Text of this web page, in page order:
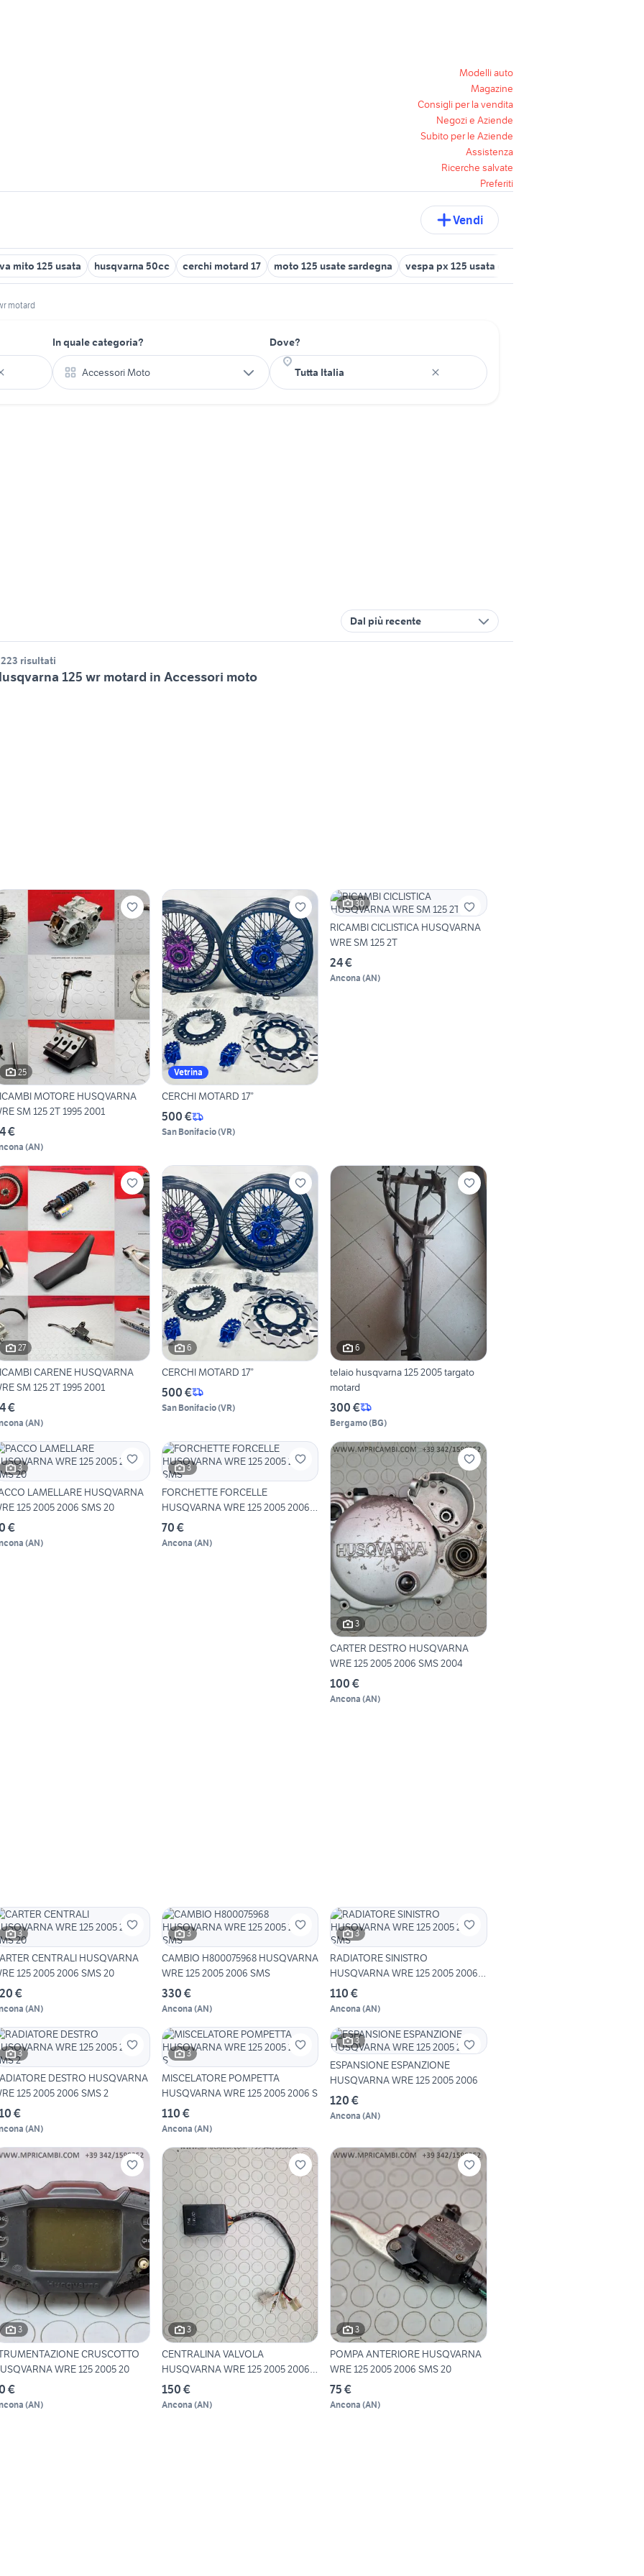
Modelli auto
Magazine
Consigli per la vendita
Negozi e Aziende
Subito per le Aziende
Assistenza
Ricerche salvate
Preferiti
Vendi
mito 125 usata husqvarna 50cc cerchi motard 17 moto 125 usate sardegna vespa px 125 usata da restaurare
motard
In quale categoria?
Accessori Moto
Dove?
Dal più recente
risultati
125 wr motard in Accessori moto
25
MOTORE HUSQVARNA
SM 125 2T 1995 2001
€
(AN)
Vetrina
CERCHI MOTARD 17”
500 €
San Bonifacio(VR)
30
RICAMBI CICLISTICA HUSQVARNA
WRE SM 125 2T
24 €
Ancona (AN)
27
CARENE HUSQVARNA
SM 125 2T 1995 2001
€
(AN)
6
CERCHI MOTARD 17”
500 €
San Bonifacio(VR)
6
telaio husqvarna 125 2005 targato
motard
300 €
Bergamo(BG)
3
LAMELLARE HUSQVARNA
125 2005 2006 SMS 20
€
(AN)
3
FORCHETTE FORCELLE
HUSQVARNA WRE 125 2005 2006
SMS
70 €
Ancona (AN)
3
CARTER DESTRO HUSQVARNA
WRE 125 2005 2006 SMS 2004
100 €
Ancona (AN)
3
CENTRALI HUSQVARNA
125 2005 2006 SMS 20
€
(AN)
3
CAMBIO H800075968 HUSQVARNA
WRE 125 2005 2006 SMS
330 €
Ancona (AN)
3
RADIATORE SINISTRO
HUSQVARNA WRE 125 2005 2006
SMS
110 €
Ancona (AN)
3
DESTRO HUSQVARNA
125 2005 2006 SMS 2
€
(AN)
3
MISCELATORE POMPETTA
HUSQVARNA WRE 125 2005 2006 S
110 €
Ancona (AN)
3
ESPANSIONE ESPANZIONE
HUSQVARNA WRE 125 2005 2006
120 €
Ancona (AN)
3
CRUSCOTTO
WRE 125 2005 20
€
(AN)
3
CENTRALINA VALVOLA
HUSQVARNA WRE 125 2005 2006
SMS
150 €
Ancona (AN)
3
POMPA ANTERIORE HUSQVARNA
WRE 125 2005 2006 SMS 20
75 €
Ancona (AN)